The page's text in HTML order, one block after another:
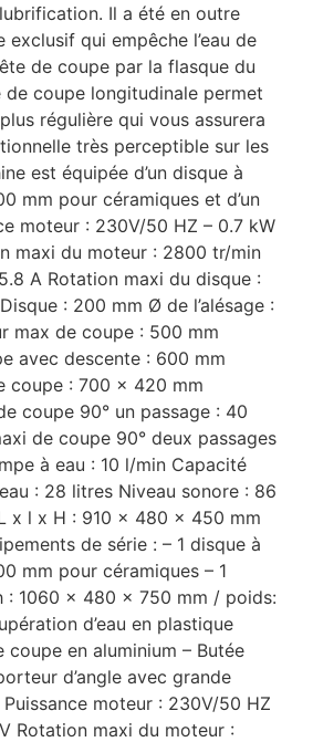
Il a été en outre
exclusif qui empêche l’eau de
de coupe par la flasque du
de coupe longitudinale permet
régulière qui vous assurera
très perceptible sur les
est équipée d’un disque à
mm pour céramiques et d’un
moteur : 230V/50 HZ – 0.7 kW
maxi du moteur : 2800 tr/min
A Rotation maxi du disque :
: 200 mm Ø de l’alésage :
max de coupe : 500 mm
avec descente : 600 mm
coupe : 700 x 420 mm
coupe 90° un passage : 40
de coupe 90° deux passages
à eau : 10 l/min Capacité
: 28 litres Niveau sonore : 86
x l x H : 910 x 480 x 450 mm
de série : – 1 disque à
mm pour céramiques – 1
: 1060 x 480 x 750 mm / poids:
d’eau en plastique
coupe en aluminium – Butée
d’angle avec grande
Puissance moteur : 230V/50 HZ
Rotation maxi du moteur :